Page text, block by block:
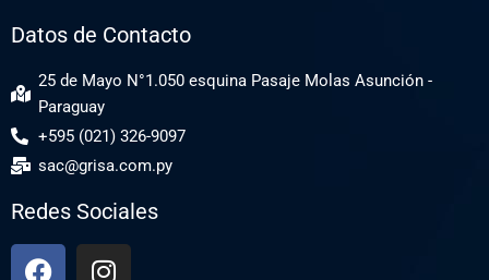
Datos de Contacto
25 de Mayo N°1.050 esquina Pasaje Molas Asunción -
Paraguay
+595 (021) 326-9097
sac@grisa.com.py
Redes Sociales